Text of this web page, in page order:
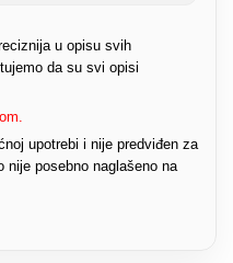
u opisu svih
da su svi opisi
upotrebi i nije predviđen za
nije posebno naglašeno na